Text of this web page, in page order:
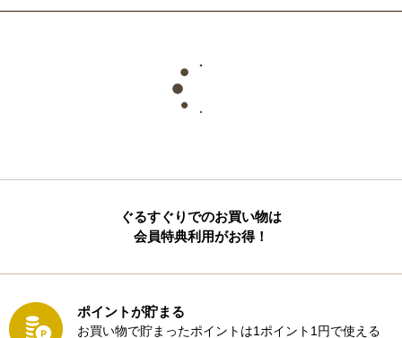
ぐるすぐりでのお買い物は
会員特典利用がお得！
ポイントが貯まる
お買い物で貯まったポイントは1ポイント1円で使える